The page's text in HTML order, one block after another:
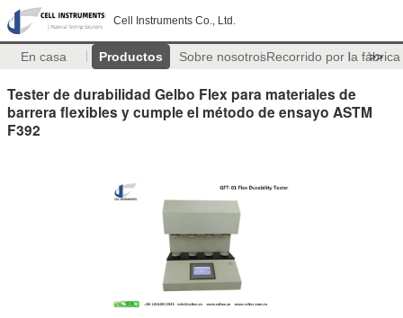
Cell Instruments Co., Ltd.
En casa Productos Sobre nosotrosRecorrido por la fábrica
>>
Tester de durabilidad Gelbo Flex para materiales de
barrera flexibles y cumple el método de ensayo ASTM
F392